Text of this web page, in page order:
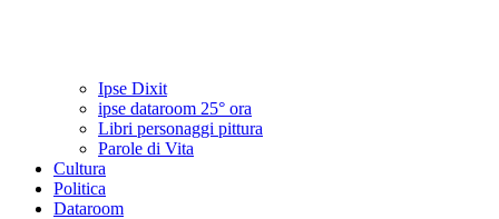
Ipse Dixit
ipse dataroom 25° ora
Libri personaggi pittura
Parole di Vita
Cultura
Politica
Dataroom